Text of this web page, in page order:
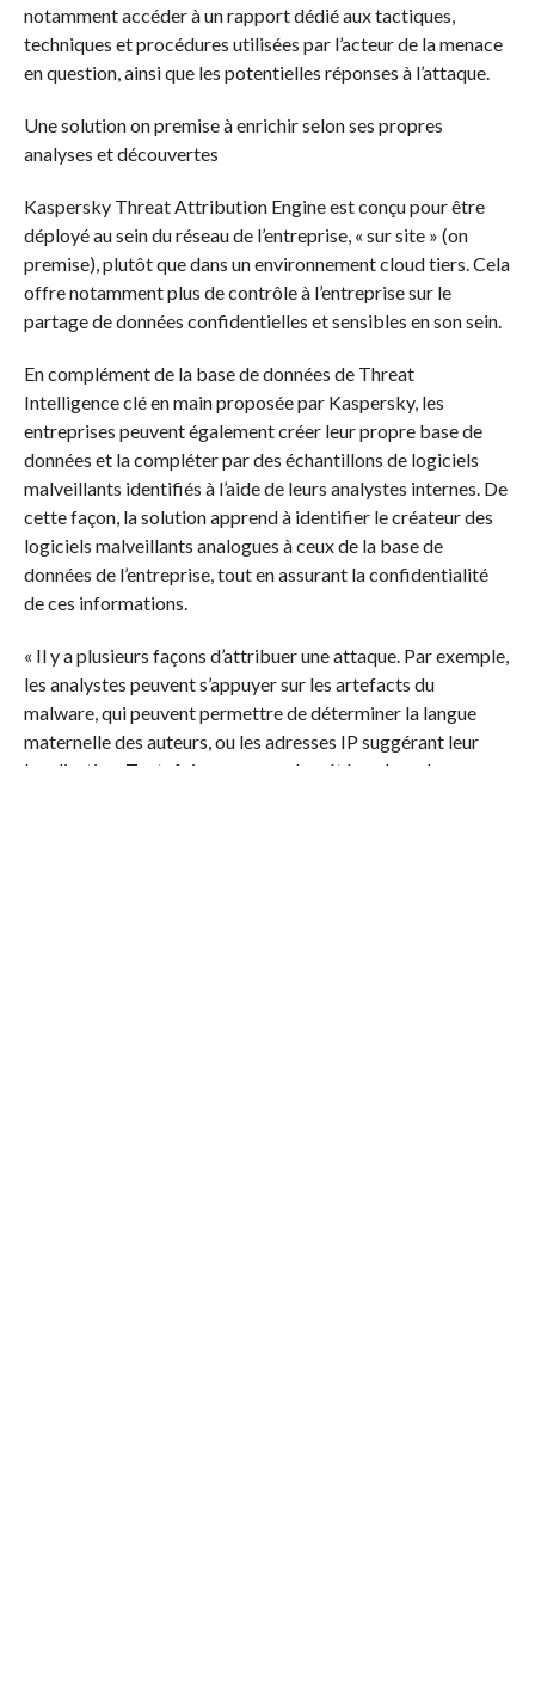
notamment accéder à un rapport dédié aux tactiques,
techniques et procédures utilisées par l’acteur de la menace
en question, ainsi que les potentielles réponses à l’attaque.
Une solution on premise à enrichir selon ses propres
analyses et découvertes
Kaspersky Threat Attribution Engine est conçu pour être
déployé au sein du réseau de l’entreprise, « sur site » (on
premise), plutôt que dans un environnement cloud tiers. Cela
offre notamment plus de contrôle à l’entreprise sur le
partage de données confidentielles et sensibles en son sein.
En complément de la base de données de Threat
Intelligence clé en main proposée par Kaspersky, les
entreprises peuvent également créer leur propre base de
données et la compléter par des échantillons de logiciels
malveillants identifiés à l’aide de leurs analystes internes. De
cette façon, la solution apprend à identifier le créateur des
logiciels malveillants analogues à ceux de la base de
données de l’entreprise, tout en assurant la confidentialité
de ces informations.
« Il y a plusieurs façons d’attribuer une attaque. Par exemple,
les analystes peuvent s’appuyer sur les artefacts du
malware, qui peuvent permettre de déterminer la langue
maternelle des auteurs, ou les adresses IP suggérant leur
localisation. Toutefois, comme cela a été vu dans de